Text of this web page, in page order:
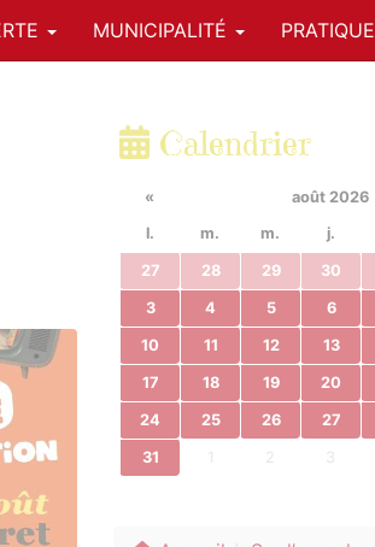
MUNICIPALITÉ PRATIQUE
Calendrier
« août 2026
l.
m. m. j.
27 28 29 30
3 4 5 6
10 11 12 13
17 18 19 20
24 25 26 27
31 1 2 3